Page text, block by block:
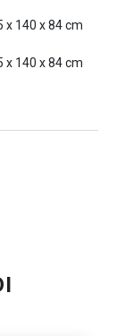
x 140 x 84 cm
x 140 x 84 cm